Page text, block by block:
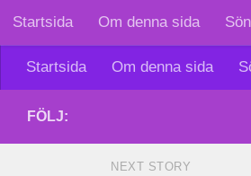
Skip to content
Startsida Om denna sida
Startsida Om denna sida
FÖLJ:
NEXT STORY